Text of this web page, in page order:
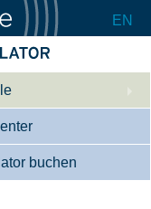
EN
Medizin
sindbuchen